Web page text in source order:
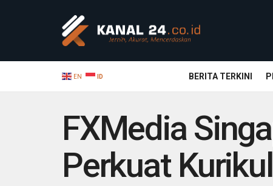
EN ID BERITA TERKINI
FXMedia
Perkuat